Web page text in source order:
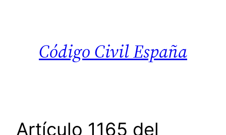
Código Civil España
Artículo 1165 del